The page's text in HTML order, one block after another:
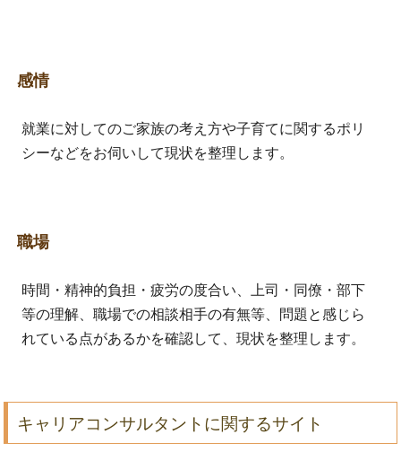
感情
就業に対してのご家族の考え方や子育てに関するポリ
シーなどをお伺いして現状を整理します。
職場
時間・精神的負担・疲労の度合い、上司・同僚・部下
等の理解、職場での相談相手の有無等、問題と感じら
れている点があるかを確認して、現状を整理します。
キャリアコンサルタントに関するサイト